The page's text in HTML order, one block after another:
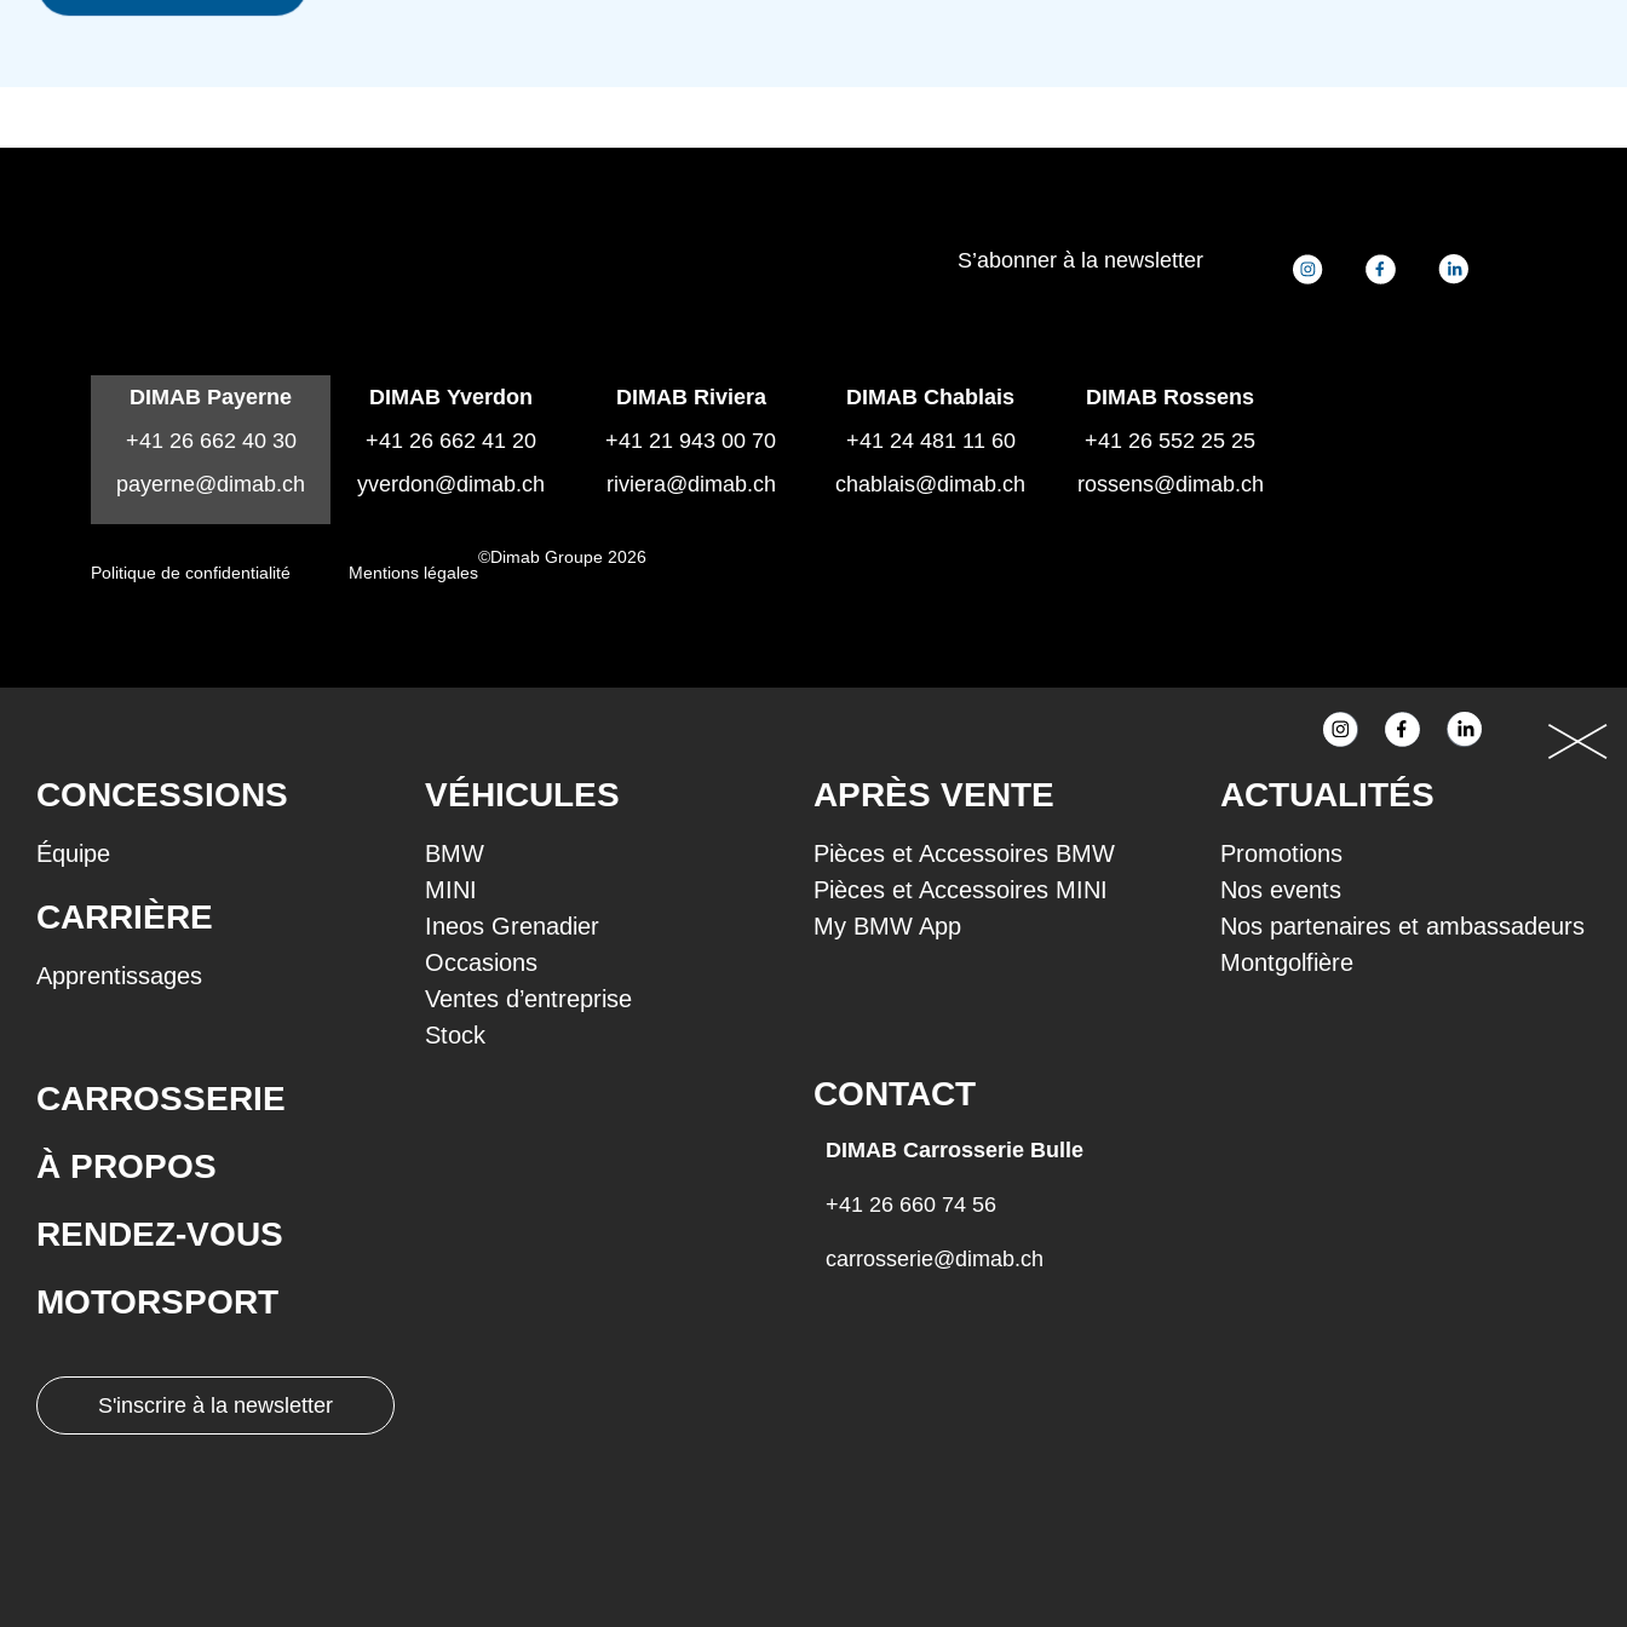
S’abonner à la newsletter
DIMAB Payerne
+41 26 662 40 30
payerne@dimab.ch
DIMAB Yverdon
+41 26 662 41 20
yverdon@dimab.ch
DIMAB Riviera
+41 21 943 00 70
riviera@dimab.ch
DIMAB Chablais
+41 24 481 11 60
chablais@dimab.ch
DIMAB Rossens
+41 26 552 25 25
rossens@dimab.ch
Politique de confidentialité Mentions légales
©Dimab Groupe 2026
CONCESSIONS
Équipe
CARRIÈRE
Apprentissages
VÉHICULES
BMW
MINI
Ineos Grenadier
Occasions
Ventes d’entreprise
Stock
APRÈS VENTE
Pièces et Accessoires BMW
Pièces et Accessoires MINI
My BMW App
ACTUALITÉS
Promotions
Nos events
Nos partenaires et ambassadeurs
Montgolfière
CARROSSERIE
À PROPOS
RENDEZ-VOUS
MOTORSPORT
CONTACT
DIMAB Carrosserie Bulle
+41 26 660 74 56
carrosserie@dimab.ch
S'inscrire à la newsletter